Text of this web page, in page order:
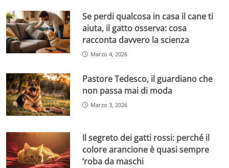
Se perdi qualcosa in casa il cane ti
aiuta, il gatto osserva: cosa
racconta davvero la scienza
Marzo 4, 2026
Pastore Tedesco, il guardiano che
non passa mai di moda
Marzo 3, 2026
Il segreto dei gatti rossi: perché il
colore arancione è quasi sempre
‘roba da maschi